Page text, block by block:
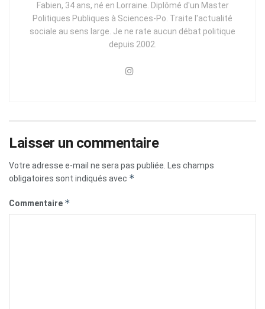
Fabien, 34 ans, né en Lorraine. Diplômé d'un Master
Politiques Publiques à Sciences-Po. Traite l'actualité
sociale au sens large. Je ne rate aucun débat politique
depuis 2002.
Laisser un commentaire
Votre adresse e-mail ne sera pas publiée. Les champs
obligatoires sont indiqués avec *
Commentaire *